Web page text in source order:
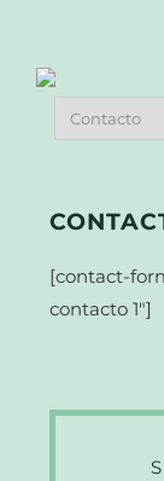
[contact-
contacto 1″]